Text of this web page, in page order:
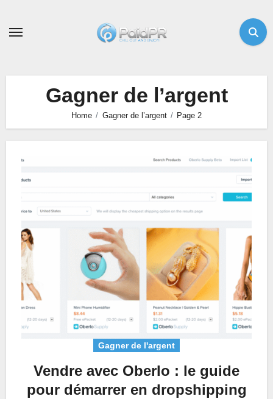
Gagner de l’argent
Home Gagner de l’argent Page 2
Gagner de l'argent
Vendre avec Oberlo : le guide
pour démarrer en dropshipping